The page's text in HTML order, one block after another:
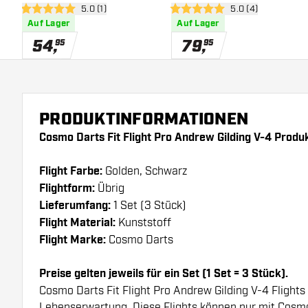
Bewertungsbereich öffnen
5 Bewertungssterne
5.0 (1)
Auf Lager
54,95
5 Bewertungssterne
5.0 (4)
Auf Lager
79,95
PRODUKTINFORMATIONEN
Cosmo Darts Fit Flight Pro Andrew Gilding V-4
Flight Farbe: Golden, Schwarz
Flightform: Übrig
Lieferumfang: 1 Set (3 Stück)
Flight Material: Kunststoff
Flight Marke: Cosmo Darts
Preise gelten jeweils für ein Set (1 Set = 3 Stück).
Cosmo Darts Fit Flight Pro Andrew Gilding V-4